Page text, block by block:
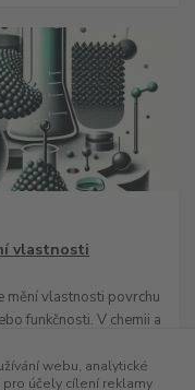
vlastnosti
mění vlastnosti povrchu
funkčnosti. V chemii a
webu, analytické
účely cílení reklamy